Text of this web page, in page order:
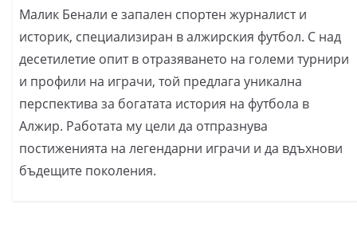
Малик Бенали е запален спортен журналист и
историк, специализиран в алжирския футбол. С над
десетилетие опит в отразяването на големи турнири
и профили на играчи, той предлага уникална
перспектива за богатата история на футбола в
Алжир. Работата му цели да отпразнува
постиженията на легендарни играчи и да вдъхнови
бъдещите поколения.